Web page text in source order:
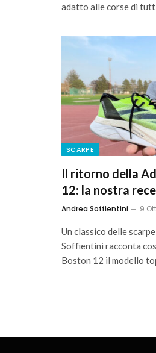
adatto alle corse di
SCARPE
Il ritorno della
12: la nostra
Andrea Soffientini 9
Un classico delle
Soffientini racconta
Boston 12 il modello